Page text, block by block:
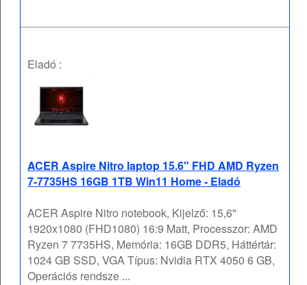
Eladó :
ACER Aspire Nitro laptop 15.6" FHD AMD Ryzen
7-7735HS 16GB 1TB Win11 Home - Eladó
ACER Aspire Nitro notebook, Kijelző: 15,6"
1920x1080 (FHD1080) 16:9 Matt, Processzor: AMD
Ryzen 7 7735HS, Memória: 16GB DDR5, Háttértár:
1024 GB SSD, VGA Típus: Nvidia RTX 4050 6 GB,
Operációs rendsze ...